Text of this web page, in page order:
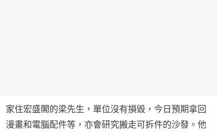
家住宏盛閣的梁先生，單位沒有損毀，今日預期拿回
漫畫和電腦配件等，亦會研究搬走可拆件的沙發。他